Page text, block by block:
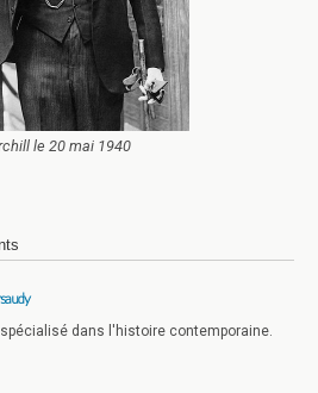
le 20 mai 1940
dans l'histoire contemporaine.